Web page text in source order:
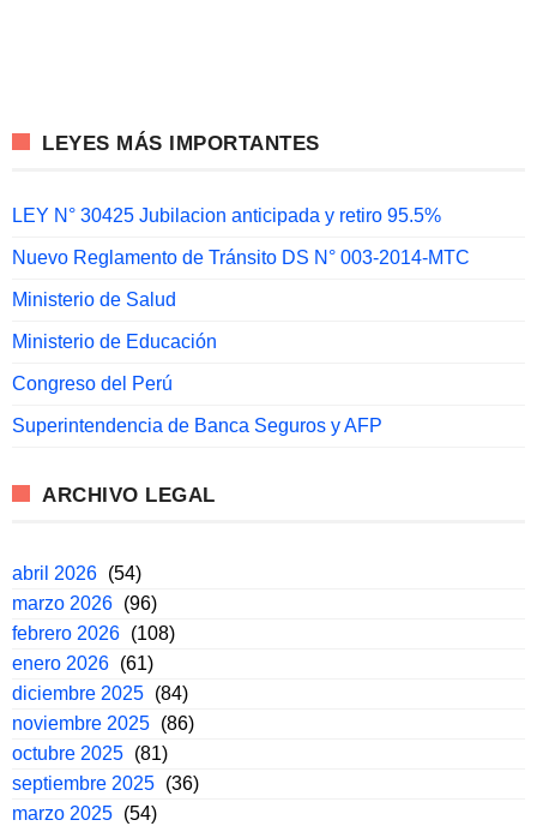
LEYES MÁS IMPORTANTES
LEY N° 30425 Jubilacion anticipada y retiro 95.5%
Nuevo Reglamento de Tránsito DS N° 003-2014-MTC
Ministerio de Salud
Ministerio de Educación
Congreso del Perú
Superintendencia de Banca Seguros y AFP
ARCHIVO LEGAL
abril 2026 (54)
marzo 2026 (96)
febrero 2026 (108)
enero 2026 (61)
diciembre 2025 (84)
noviembre 2025 (86)
octubre 2025 (81)
septiembre 2025 (36)
marzo 2025 (54)